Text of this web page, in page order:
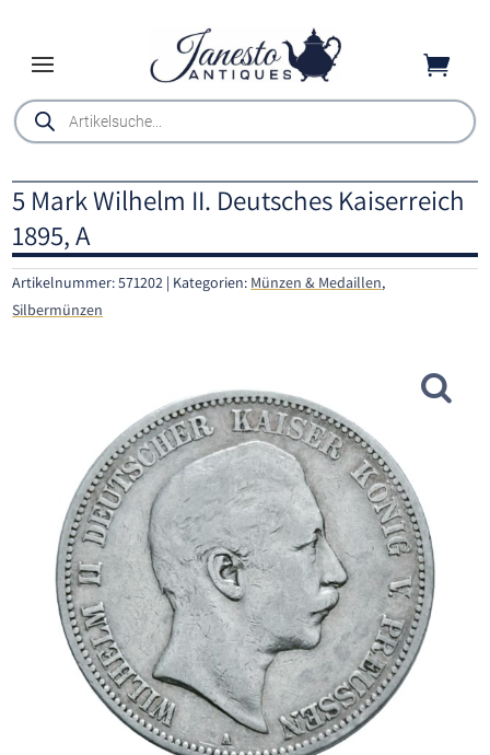

Products
search
5 Mark Wilhelm II. Deutsches Kaiserreich
1895, A
Artikelnummer:571202 Kategorien: Münzen & Medaillen,
Silbermünzen